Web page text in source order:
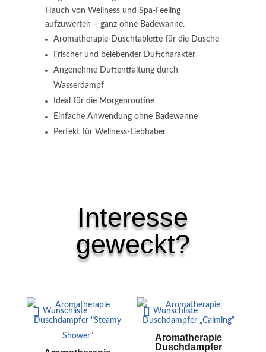
Hauch von Wellness und Spa-Feeling
aufzuwerten – ganz ohne Badewanne.
Aromatherapie-Duschtablette für die Dusche
Frischer und belebender Duftcharakter
Angenehme Duftentfaltung durch
Wasserdampf
Ideal für die Morgenroutine
Einfache Anwendung ohne Badewanne
Perfekt für Wellness-Liebhaber
Interesse
geweckt?
Wunschliste Wunschliste
Aromatherapie
Duschdampfer